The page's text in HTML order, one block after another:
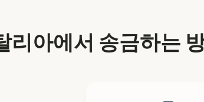
리아에서 송금하는
)